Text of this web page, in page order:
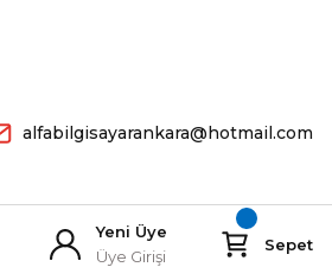
alfabilgisayarankara@hotmail.com
Yeni Üye
Üye Girişi
Sepet